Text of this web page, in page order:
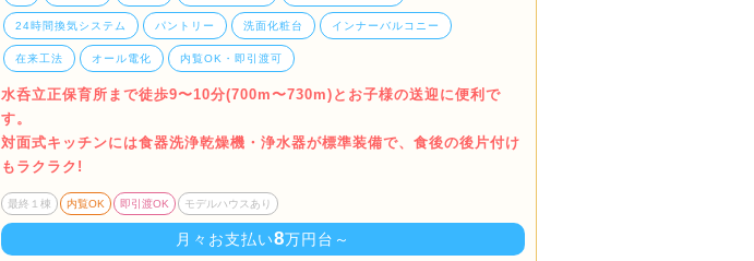
24時間換気システム パントリー 洗面化粧台 インナーバルコニー
在来工法 オール電化 内覧OK・即引渡可
水呑立正保育所まで徒歩9〜10分(700m〜730m)とお子様の送迎に便利で
す。
対面式キッチンには食器洗浄乾燥機・浄水器が標準装備で、食後の後片付け
もラクラク!
最終１棟 内覧OK 即引渡OK モデルハウスあり
月々お支払い8万円台～